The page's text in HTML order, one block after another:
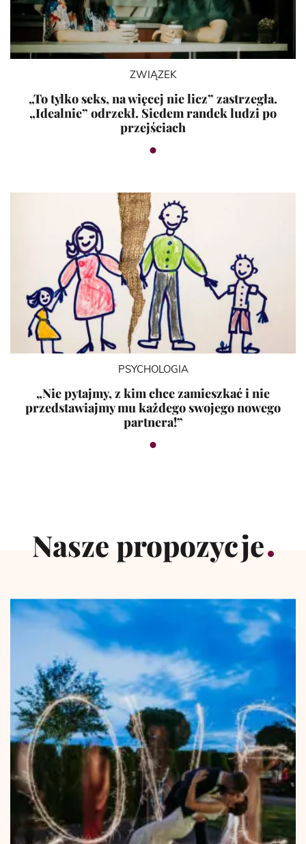
ZWIĄZEK
„To tylko seks, na więcej nie licz” zastrzegła.
„Idealnie” odrzekł. Siedem randek ludzi po
przejściach
PSYCHOLOGIA
„Nie pytajmy, z kim chce zamieszkać i nie
przedstawiajmy mu każdego swojego nowego
partnera!”
Nasze propozycje